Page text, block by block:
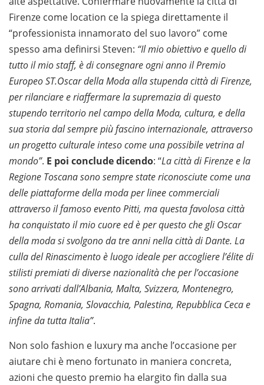
Firenze come location ce la spiega direttamente il
“professionista innamorato del suo lavoro” come
spesso ama definirsi Steven: “Il mio obiettivo e quello di
tutto il mio staff, è di consegnare ogni anno il Premio
Europeo ST.Oscar della Moda alla stupenda città di Firenze,
per rilanciare e riaffermare la supremazia di questo
stupendo territorio nel campo della Moda, cultura, e della
sua storia dal sempre più fascino internazionale, attraverso
un progetto culturale inteso come una possibile vetrina al
mondo”. E poi conclude dicendo: “La città di Firenze e la
Regione Toscana sono sempre state riconosciute come una
delle piattaforme della moda per linee commerciali
attraverso il famoso evento Pitti, ma questa favolosa città
ha conquistato il mio cuore ed è per questo che gli Oscar
della moda si svolgono da tre anni nella città di Dante. La
culla del Rinascimento è luogo ideale per accogliere l’élite di
stilisti premiati di diverse nazionalità che per l’occasione
sono arrivati dall’Albania, Malta, Svizzera, Montenegro,
Spagna, Romania, Slovacchia, Palestina, Repubblica Ceca e
infine da tutta Italia”.
Non solo fashion e luxury ma anche l’occasione per
aiutare chi è meno fortunato in maniera concreta,
azioni che questo premio ha elargito fin dalla sua